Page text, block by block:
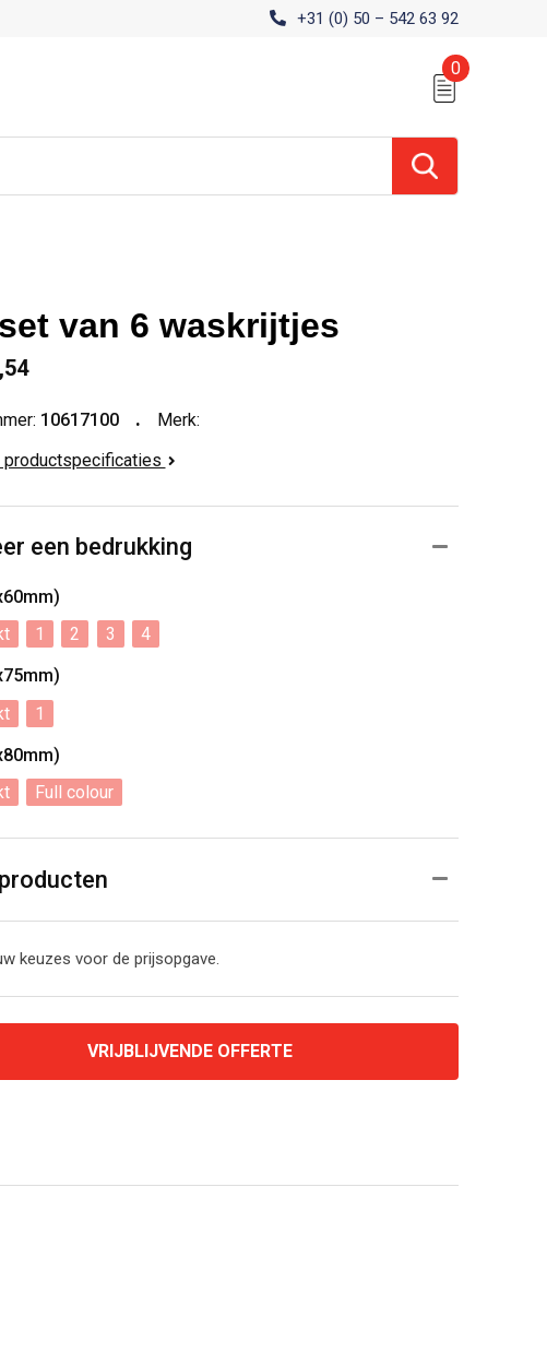
+31 (0) 50 – 542 63 92
0
van 6 waskrijtjes
10617100
Merk:
productspecificaties
een bedrukking
1 2 3
4
1
Full colour
keuzes voor de prijsopgave.
VRIJBLIJVENDE OFFERTE